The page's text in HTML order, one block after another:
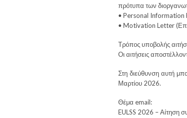
πρότυπα των
• Personal Information
• Motivation Letter
Τρόπος υποβολής
Οι αιτήσεις
Στη διεύθυνση αυτή
Μαρτίου 2026.
Θέμα email:
EULSS 2026 – Αίτηση